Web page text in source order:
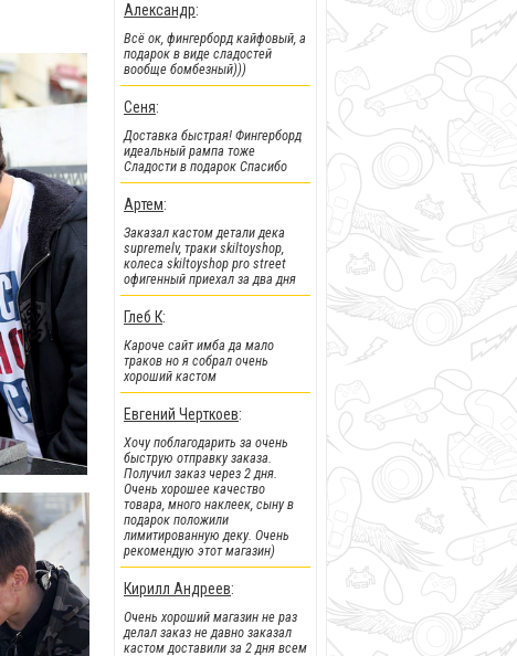
!!!Скидки!!!
На парки, атакже на часть
фингербордов
!!!Новинки!!!:
Легендарные металлические
фингер BMX от Flick Trix снова у
нас.
Александр:
Всё ок, фингерборд кайфовый, а
подарок в виде сладостей
вообще бомбезный)))
Сеня:
Доставка быстрая! Фингерборд
идеальный рампа тоже
Сладости в подарок Спасибо
Артем:
Заказал кастом детали дека
supremelv, траки skiltoyshop,
колеса skiltoyshop pro street
офигенный приехал за два дня
Глеб К:
Кароче сайт имба да мало
траков но я собрал очень
хороший кастом
Евгений Черткоев:
Хочу поблагодарить за очень
быструю отправку заказа.
Получил заказ через 2 дня.
Очень хорошее качество
товара, много наклеек, сыну в
подарок положили
лимитированную деку. Очень
рекомендую этот магазин)
Кирилл Андреев:
Очень хороший магазин не раз
делал заказ не давно заказал
кастом доставили за 2 дня всем